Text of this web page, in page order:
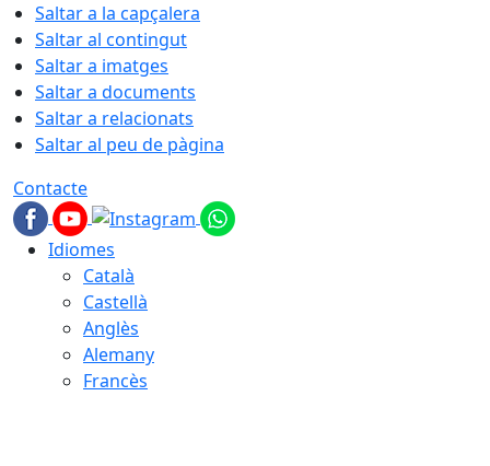
Saltar a la capçalera
Saltar al contingut
Saltar a imatges
Saltar a documents
Saltar a relacionats
Saltar al peu de pàgina
Contacte
Idiomes
Català
Castellà
Anglès
Alemany
Francès